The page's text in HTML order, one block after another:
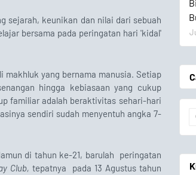
sejarah, keunikan dan nilai dari sebuah
bersama pada peringatan hari 'kidal'
yang bernama manusia. Setiap
hingga kebiasaan yang cukup
familiar adalah beraktivitas sehari-hari
sendiri sudah menyentuh angka 7-
di tahun ke-21, barulah peringatan
Club,tepatnya
pada 13 Agustus tahun